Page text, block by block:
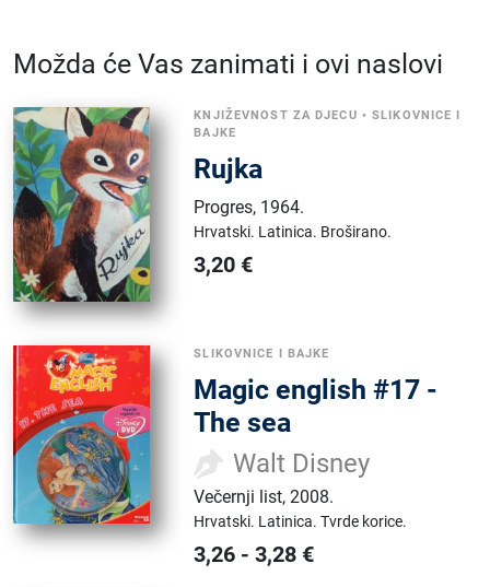
Možda će Vas zanimati i ovi naslovi
KNJIŽEVNOST ZA DJECU •SLIKOVNICE I
BAJKE
Rujka
Progres, 1964.
Hrvatski. Latinica. Broširano.
3,20 €
SLIKOVNICE I BAJKE
Magic english #17 -
The sea
Walt Disney
Večernji list,2008.
Hrvatski. Latinica.Tvrde korice.
3,26 -3,28 €